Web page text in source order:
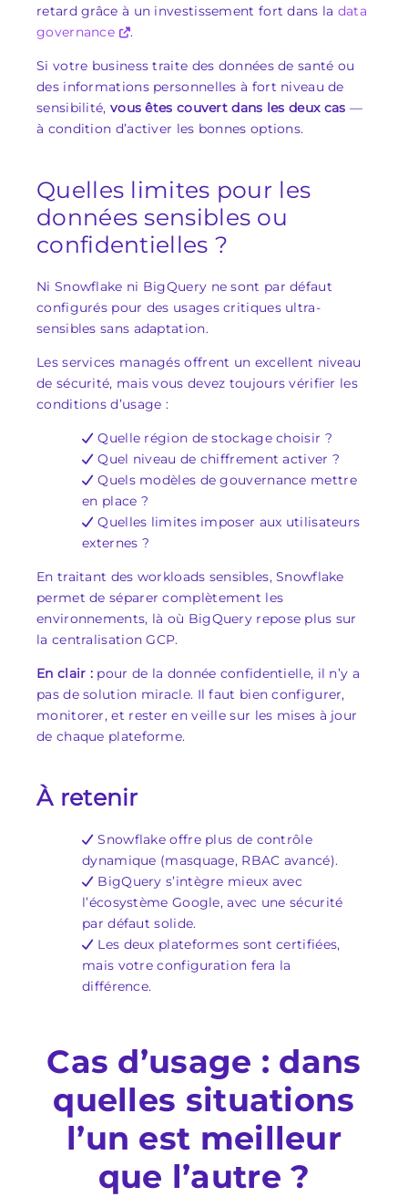
retard grâce à un investissement fort dans la data
governance
.
Si votre business traite des données de santé ou
des informations personnelles à fort niveau de
sensibilité, vous êtes couvert dans les deux cas —
à condition d’activer les bonnes options.
Quelles limites pour les
données sensibles ou
confidentielles ?
Ni Snowflake ni BigQuery ne sont par défaut
configurés pour des usages critiques ultra-
sensibles sans adaptation.
Les services managés offrent un excellent niveau
de sécurité, mais vous devez toujours vérifier les
conditions d’usage :
Quelle région de stockage choisir ?
Quel niveau de chiffrement activer ?
Quels modèles de gouvernance mettre
en place ?
Quelles limites imposer aux utilisateurs
externes ?
En traitant des workloads sensibles, Snowflake
permet de séparer complètement les
environnements, là où BigQuery repose plus sur
la centralisation GCP.
En clair : pour de la donnée confidentielle, il n’y a
pas de solution miracle. Il faut bien configurer,
monitorer, et rester en veille sur les mises à jour
de chaque plateforme.
À retenir
Snowflake offre plus de contrôle
dynamique (masquage, RBAC avancé).
BigQuery s’intègre mieux avec
l’écosystème Google, avec une sécurité
par défaut solide.
Les deux plateformes sont certifiées,
mais votre configuration fera la
différence.
Cas d’usage : dans
quelles situations
l’un est meilleur
que l’autre ?